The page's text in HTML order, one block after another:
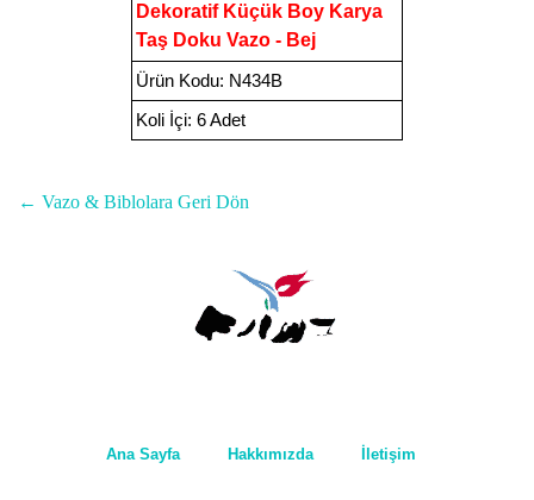
Dekoratif Küçük Boy Karya
Taş Doku Vazo - Bej
Ürün Kodu: N434B
Koli İçi: 6 Adet
← Vazo & Biblolara Geri Dön
Ana Sayfa Hakkımızda İletişim